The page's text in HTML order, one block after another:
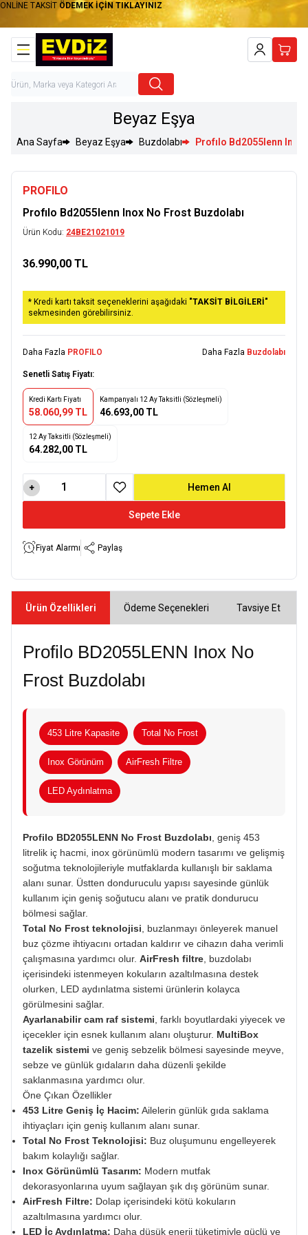
ONLİNE TAKSİT ÖDEMEK İÇİN TIKLAYINIZ
Hesabım
Beyaz Eşya
Ana Sayfa Beyaz Eşya Buzdolabı Profılo Bd2055lenn
PROFILO
Profılo Bd2055lenn Inox No Frost Buzdolabı
Ürün Kodu: 24BE21021019
36.990,00 TL
* Kredi kartı taksit seçeneklerini aşağıdaki "TAKSİT BİLGİLERİ"
sekmesinden görebilirsiniz.
Daha Fazla PROFILO Daha Fazla Buzdolabı
Senetli Satış Fiyatı:
Kredi Kartı Fiyatı
58.060,99 TL
Kampanyalı 12 Ay Taksitli (Sözleşmeli)
46.693,00 TL
12 Ay Taksitli (Sözleşmeli)
64.282,00 TL
Sepete Ekle
Hemen Al
Favoriye Ekle
Fiyat Alarmı Paylaş
Ürün Özellikleri Ödeme Seçenekleri Tavsiye Et
Profilo BD2055LENN Inox No
Frost Buzdolabı
453 Litre Kapasite Total No Frost
Inox Görünüm AirFresh Filtre
LED Aydınlatma
Profilo BD2055LENN No Frost Buzdolabı, geniş 453
litrelik iç hacmi, inox görünümlü modern tasarımı ve gelişmiş
soğutma teknolojileriyle mutfaklarda kullanışlı bir saklama
alanı sunar. Üstten donduruculu yapısı sayesinde günlük
kullanım için geniş soğutucu alanı ve pratik dondurucu
bölmesi sağlar.
Total No Frost teknolojisi, buzlanmayı önleyerek manuel
buz çözme ihtiyacını ortadan kaldırır ve cihazın daha verimli
çalışmasına yardımcı olur. AirFresh filtre, buzdolabı
içerisindeki istenmeyen kokuların azaltılmasına destek
olurken, LED aydınlatma sistemi ürünlerin kolayca
görülmesini sağlar.
Ayarlanabilir cam raf sistemi, farklı boyutlardaki yiyecek ve
içecekler için esnek kullanım alanı oluşturur. MultiBox
tazelik sistemi ve geniş sebzelik bölmesi sayesinde meyve,
sebze ve günlük gıdaların daha düzenli şekilde
saklanmasına yardımcı olur.
Öne Çıkan Özellikler
453 Litre Geniş İç Hacim: Ailelerin günlük gıda saklama
ihtiyaçları için geniş kullanım alanı sunar.
Total No Frost Teknolojisi: Buz oluşumunu engelleyerek
bakım kolaylığı sağlar.
Inox Görünümlü Tasarım: Modern mutfak
dekorasyonlarına uyum sağlayan şık dış görünüm sunar.
AirFresh Filtre: Dolap içerisindeki kötü kokuların
azaltılmasına yardımcı olur.
LED İç Aydınlatma: Daha düşük enerji tüketimiyle güçlü ve